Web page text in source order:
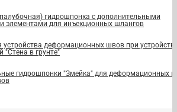
гидрошпонка с дополнительными
элементами для инъекционных шлангов
устройства деформационных швов при
"Стена в грунте"
гидрошпонки "Змейка" для деформационных и